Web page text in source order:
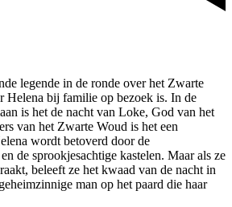
legende in de ronde over het Zwarte
Helena bij familie op bezoek is. In de
is het de nacht van Loke, God van het
van het Zwarte Woud is het een
wordt betoverd door de
de sprookjesachtige kastelen. Maar als ze
beleeft ze het kwaad van de nacht in
man op het paard die haar